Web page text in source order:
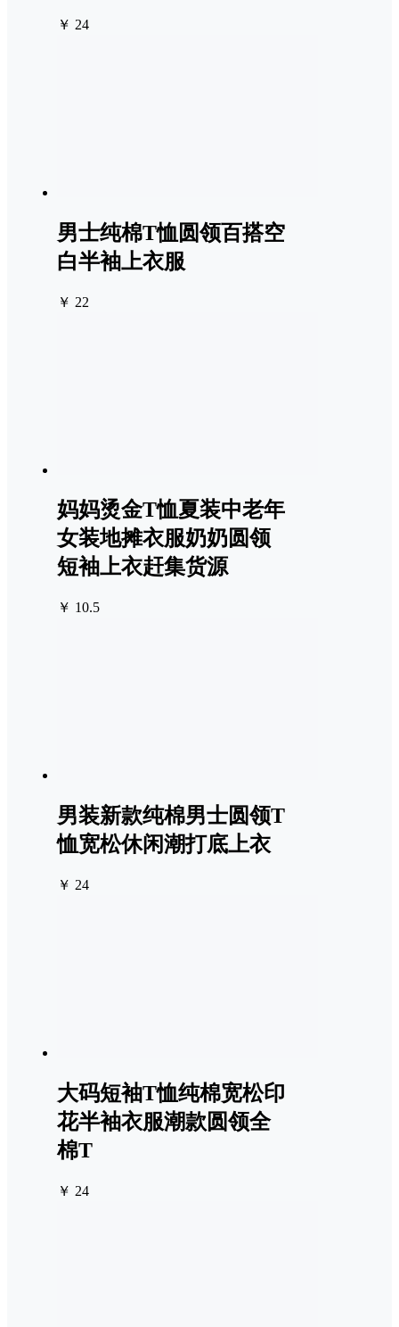
￥ 24
男士纯棉T恤圆领百搭空
白半袖上衣服
￥ 22
妈妈烫金T恤夏装中老年
女装地摊衣服奶奶圆领
短袖上衣赶集货源
￥ 10.5
男装新款纯棉男士圆领T
恤宽松休闲潮打底上衣
￥ 24
大码短袖T恤纯棉宽松印
花半袖衣服潮款圆领全
棉T
￥ 24